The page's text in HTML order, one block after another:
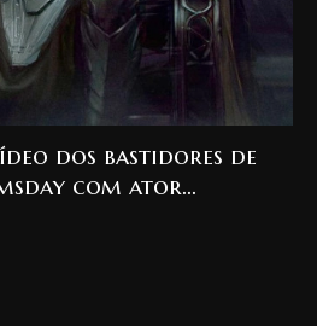
dos bastidores de
com ator